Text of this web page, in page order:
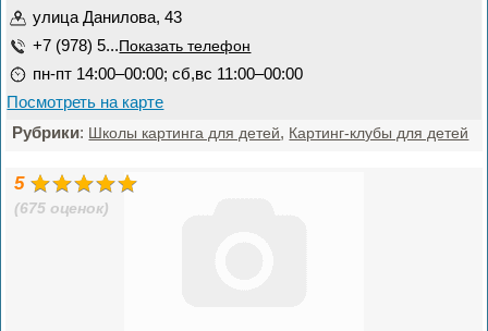
улица Данилова, 43
+7 (978) 5... Показать телефон
пн-пт 14:00–00:00; сб,вс 11:00–00:00
Посмотреть на карте
Рубрики: Школы картинга для детей, Картинг-клубы для детей
5
(675 оценок)